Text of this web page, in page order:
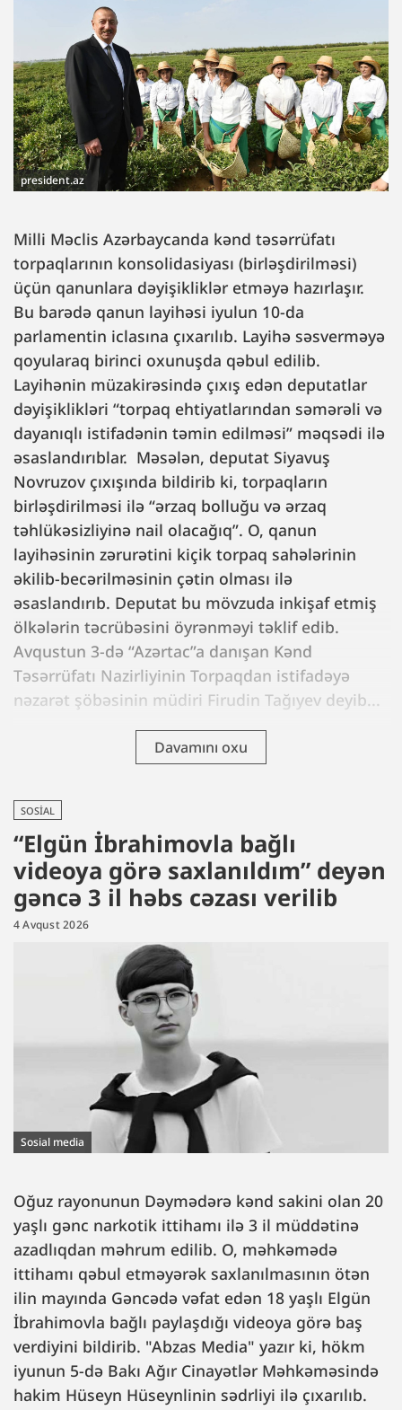
president.az
Milli Məclis Azərbaycanda kənd təsərrüfatı
torpaqlarının konsolidasiyası (birləşdirilməsi)
üçün qanunlara dəyişikliklər etməyə hazırlaşır.
Bu barədə qanun layihəsi iyulun 10-da
parlamentin iclasına çıxarılıb. Layihə səsverməyə
qoyularaq birinci oxunuşda qəbul edilib.
Layihənin müzakirəsində çıxış edən deputatlar
dəyişiklikləri “torpaq ehtiyatlarından səmərəli və
dayanıqlı istifadənin təmin edilməsi” məqsədi ilə
əsaslandırıblar. Məsələn, deputat Siyavuş
Novruzov çıxışında bildirib ki, torpaqların
birləşdirilməsi ilə “ərzaq bolluğu və ərzaq
təhlükəsizliyinə nail olacağıq”. O, qanun
layihəsinin zərurətini kiçik torpaq sahələrinin
əkilib-becərilməsinin çətin olması ilə
əsaslandırıb. Deputat bu mövzuda inkişaf etmiş
ölkələrin təcrübəsini öyrənməyi təklif edib.
Avqustun 3-də “Azərtac”a danışan Kənd
Təsərrüfatı Nazirliyinin Torpaqdan istifadəyə
nəzarət şöbəsinin müdiri Firudin Tağıyev deyib...
Davamını oxu
SOSIAL
“Elgün İbrahimovla bağlı
videoya görə saxlanıldım” deyən
gəncə 3 il həbs cəzası verilib
4 Avqust 2026
Sosial media
Oğuz rayonunun Dəymədərə kənd sakini olan 20
yaşlı gənc narkotik ittihamı ilə 3 il müddətinə
azadlıqdan məhrum edilib. O, məhkəmədə
ittihamı qəbul etməyərək saxlanılmasının ötən
ilin mayında Gəncədə vəfat edən 18 yaşlı Elgün
İbrahimovla bağlı paylaşdığı videoya görə baş
verdiyini bildirib. "Abzas Media" yazır ki, hökm
iyunun 5-də Bakı Ağır Cinayətlər Məhkəməsində
hakim Hüseyn Hüseynlinin sədrliyi ilə çıxarılıb.